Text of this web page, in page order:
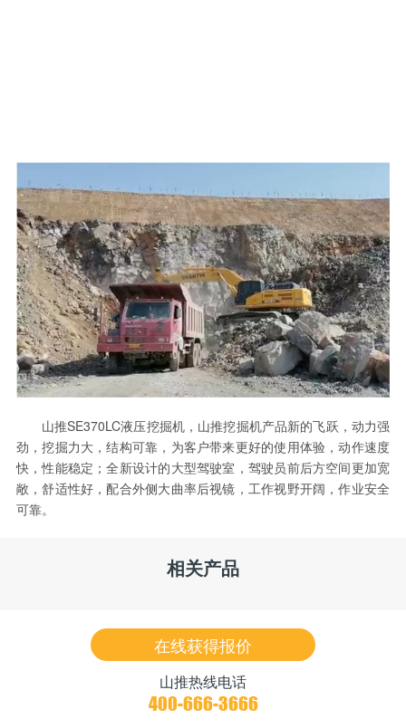
山推SE370LC液压挖掘机，山推挖掘机产品新的飞跃，动力强
劲，挖掘力大，结构可靠，为客户带来更好的使用体验，动作速度
快，性能稳定；全新设计的大型驾驶室，驾驶员前后方空间更加宽
敞，舒适性好，配合外侧大曲率后视镜，工作视野开阔，作业安全
可靠。
相关产品
在线获得报价
山推热线电话
400-666-3666